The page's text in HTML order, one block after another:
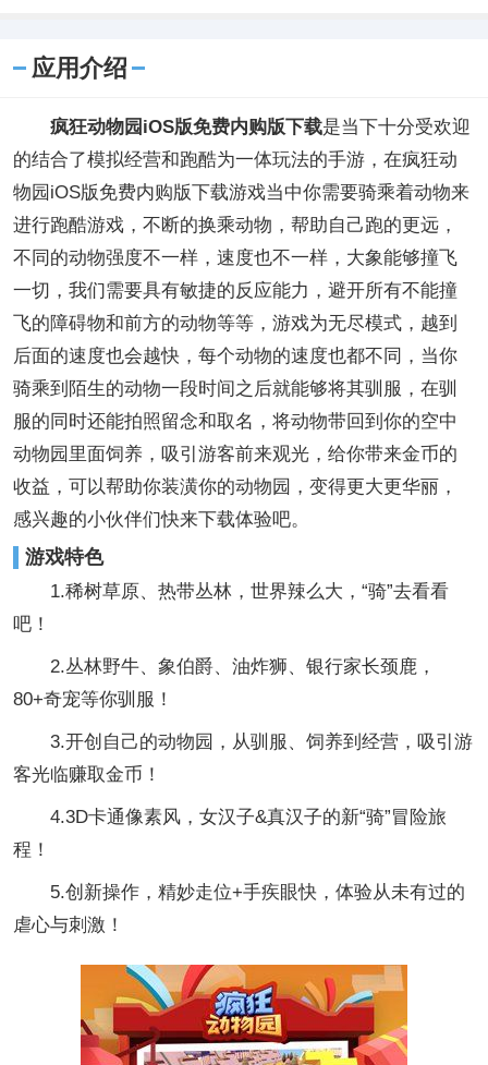
应用介绍
疯狂动物园iOS版免费内购版下载是当下十分受欢迎
的结合了模拟经营和跑酷为一体玩法的手游，在疯狂动
物园iOS版免费内购版下载游戏当中你需要骑乘着动物来
进行跑酷游戏，不断的换乘动物，帮助自己跑的更远，
不同的动物强度不一样，速度也不一样，大象能够撞飞
一切，我们需要具有敏捷的反应能力，避开所有不能撞
飞的障碍物和前方的动物等等，游戏为无尽模式，越到
后面的速度也会越快，每个动物的速度也都不同，当你
骑乘到陌生的动物一段时间之后就能够将其驯服，在驯
服的同时还能拍照留念和取名，将动物带回到你的空中
动物园里面饲养，吸引游客前来观光，给你带来金币的
收益，可以帮助你装潢你的动物园，变得更大更华丽，
感兴趣的小伙伴们快来下载体验吧。
游戏特色
1.稀树草原、热带丛林，世界辣么大，“骑”去看看
吧！
2.丛林野牛、象伯爵、油炸狮、银行家长颈鹿，
80+奇宠等你驯服！
3.开创自己的动物园，从驯服、饲养到经营，吸引游
客光临赚取金币！
4.3D卡通像素风，女汉子&真汉子的新“骑”冒险旅
程！
5.创新操作，精妙走位+手疾眼快，体验从未有过的
虐心与刺激！